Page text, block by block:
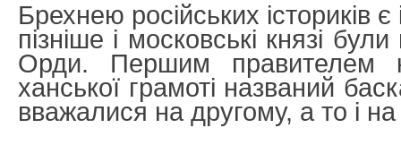
Брехнею російських істориків
пізніше і московські князі
Орди. Першим правителем
ханської грамоті названий
вважалися на другому, а то і на